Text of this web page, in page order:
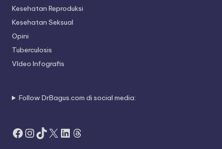
Kesehatan Reproduksi
Kesehatan Seksual
Opini
Tuberculosis
VIdeo Infografis
Follow DrBagus.com di social media:
Facebook
Instagram
TikTok
X LinkedIn
Threads